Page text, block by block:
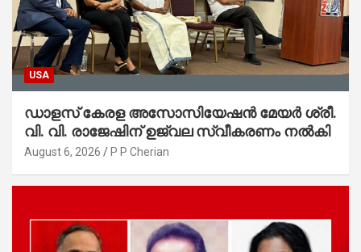
USA
ഡാളസ് കേരള അസോസിയേഷൻ മേയർ ശ്രീ.
വി. വി. രാജേഷിന് ഉജ്വല സ്വീകരണം നൽകി
August 6, 2026 P P Cherian